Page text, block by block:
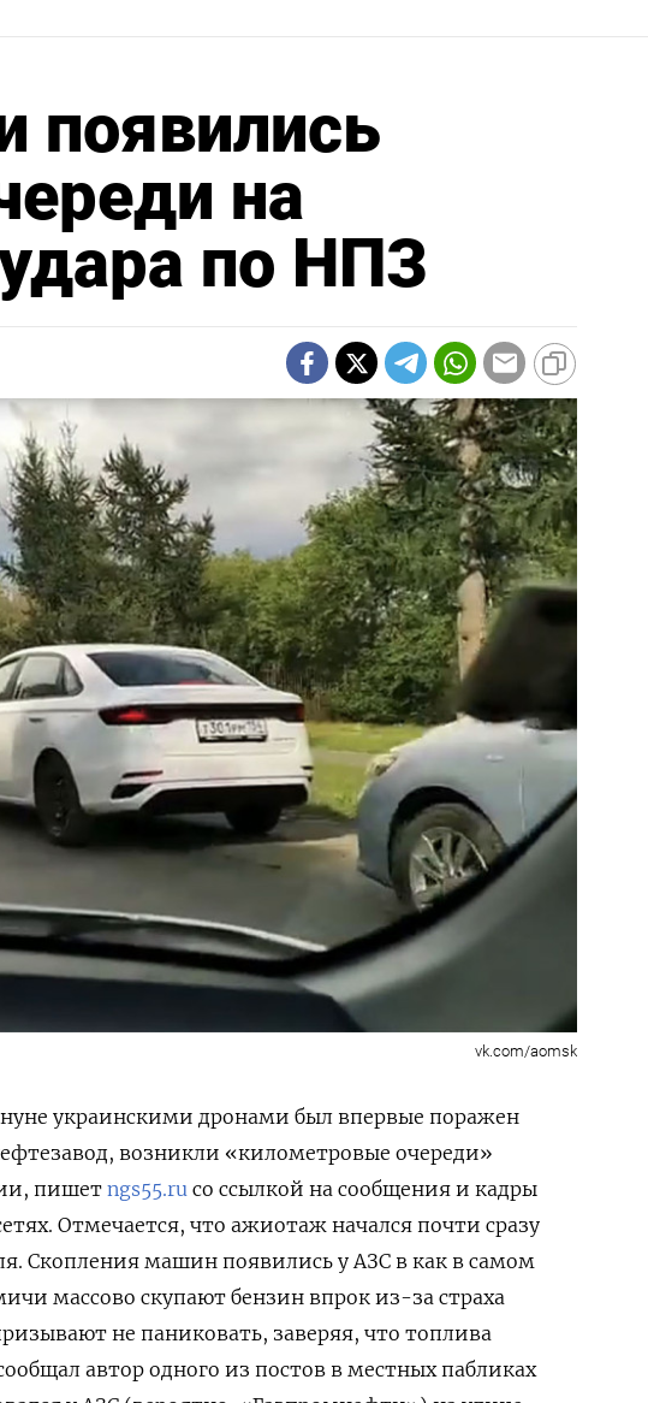
появились
на
по НПЗ
vk.com/aomsk
украинскими дронами был впервые поражен
возникли «километровые очереди»
пишет ngs55.ru со ссылкой на сообщения и кадры
Отмечается, что ажиотаж начался почти сразу
Скопления машин появились у АЗС в как в самом
массово скупают бензин впрок из-за страха
не паниковать, заверяя, что топлива
автор одного из постов в местных пабликах